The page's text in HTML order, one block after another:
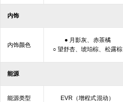
内饰
内饰颜色
● 月影灰、 赤茶橘
○ 望舒杏、琥珀棕、 松露棕
能源
能源类型 EVR（增程式混动）